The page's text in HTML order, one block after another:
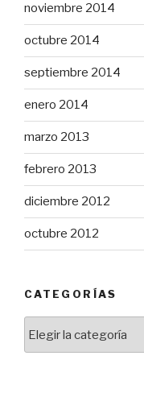
noviembre 2014
octubre 2014
septiembre 2014
enero 2014
marzo 2013
febrero 2013
diciembre 2012
octubre 2012
CATEGORÍAS